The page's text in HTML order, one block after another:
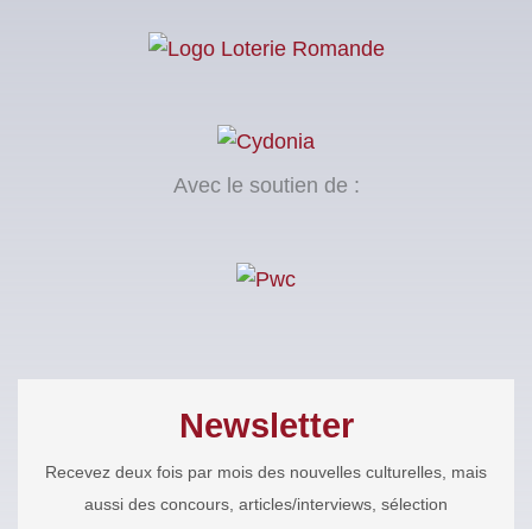
Avec le soutien de :
Newsletter
Recevez deux fois par mois des nouvelles culturelles, mais
aussi des concours, articles/interviews, sélection